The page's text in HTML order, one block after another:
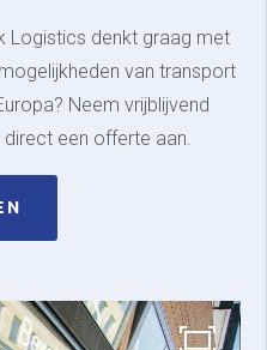
Logistics denkt graag met
van transport
Neem vrijblijvend
een offerte aan.